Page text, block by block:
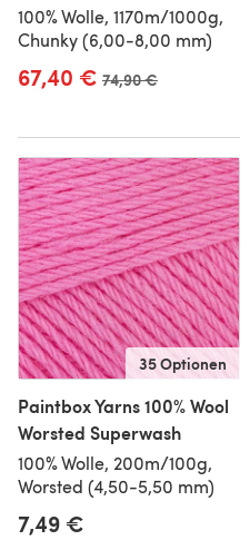
100% Wolle, 1170m/1000g,
Chunky (6,00-8,00 mm)
67,40 € Alter Preis
74,90 €
35 Optionen
Paintbox Yarns 100% Wool
Worsted Superwash
100% Wolle, 200m/100g,
Worsted (4,50-5,50 mm)
7,49 €